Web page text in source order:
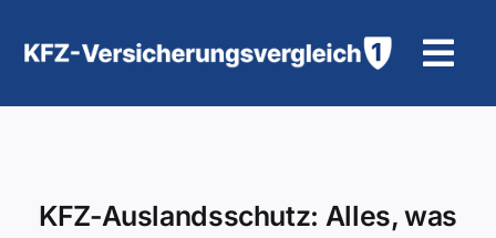
Inhalt
KFZ-Auslandsschutz: Alles, was